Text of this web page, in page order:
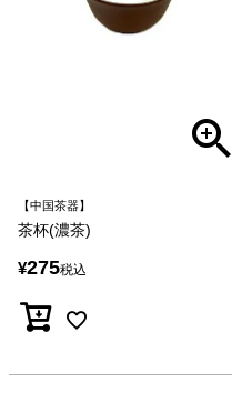
【中国茶器】
茶杯(濃茶)
¥275税込